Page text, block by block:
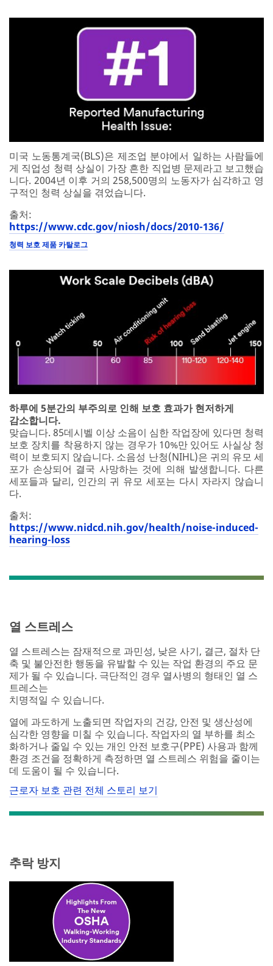
미국 노동통계국(BLS)은 제조업 분야에서 일하는 사람들에
게 직업성 청력 상실이 가장 흔한 직업병 문제라고 보고했습
니다. 2004년 이후 거의 258,500명의 노동자가 심각하고 영
구적인 청력 상실을 겪었습니다.
출처:
https://www.cdc.gov/niosh/docs/2010-136/
청력 보호 제품 카탈로그
하루에 5분간의 부주의로 인해 보호 효과가 현저하게
감소합니다.
맞습니다. 85데시벨 이상 소음이 심한 작업장에 있다면 청력
보호 장치를 착용하지 않는 경우가 10%만 있어도 사실상 청
력이 보호되지 않습니다. 소음성 난청(NIHL)은 귀의 유모 세
포가 손상되어 결국 사망하는 것에 의해 발생합니다. 다른
세포들과 달리, 인간의 귀 유모 세포는 다시 자라지 않습니
다.
출처:
https://www.nidcd.nih.gov/health/noise-induced-
hearing-loss
열 스트레스
열 스트레스는 잠재적으로 과민성, 낮은 사기, 결근, 절차 단
축 및 불안전한 행동을 유발할 수 있는 작업 환경의 주요 문
제가 될 수 있습니다. 극단적인 경우 열사병의 형태인 열 스
트레스는
치명적일 수 있습니다.
열에 과도하게 노출되면 작업자의 건강, 안전 및 생산성에
심각한 영향을 미칠 수 있습니다. 작업자의 열 부하를 최소
화하거나 줄일 수 있는 개인 안전 보호구(PPE) 사용과 함께
환경 조건을 정확하게 측정하면 열 스트레스 위험을 줄이는
데 도움이 될 수 있습니다.
근로자 보호 관련 전체 스토리 보기
추락 방지